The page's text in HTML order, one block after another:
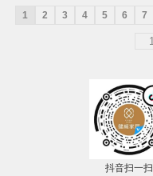
1 2 3 4 5 6 7
抖音扫一扫